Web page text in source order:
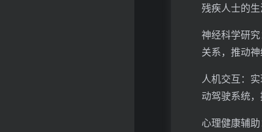
残疾人士的生
神经科学研
关系，推动神
人机交互：
动驾驶系统，
心理健康辅